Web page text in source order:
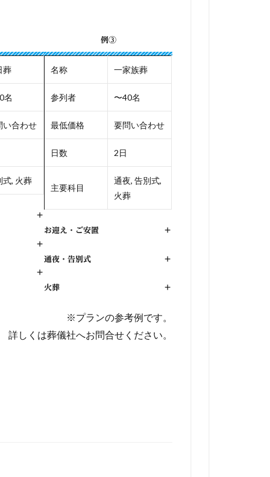
葬
名
い合わせ
式, 火葬
+
+
+
例③
名称 一家族葬
参列者 〜40名
最低価格 要問い合わせ
日数 2日
主要科目
通夜, 告別式,
火葬
お迎え・ご安置 +
通夜・告別式 +
火葬 +
※プランの参考例です。
詳しくは葬儀社へお問合せください。